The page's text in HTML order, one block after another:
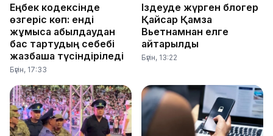
Еңбек кодексінде
өзгеріс көп: енді
жұмысқа қабылдаудан
бас тартудың себебі
жазбаша түсіндіріледі
Бүгін, 17:33
Іздеуде жүрген блогер
Қайсар Қамза
Вьетнамнан елге
қайтарылды
Бүгін, 13:22